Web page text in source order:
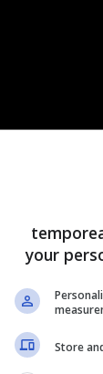
anche il
di
spesso in
e
your
Store